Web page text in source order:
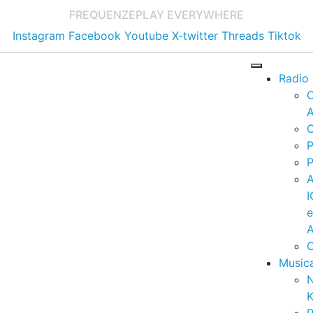
FREQUENZEPLAY EVERYWHERE
Instagram Facebook Youtube X-twitter Threads Tiktok
Radio
e